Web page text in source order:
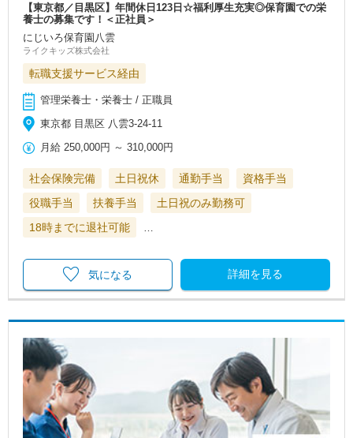
【東京都／目黒区】年間休日123日☆福利厚生充実◎保育園での栄
養士の募集です！＜正社員＞
にじいろ保育園八雲
ライクキッズ株式会社
転職支援サービス経由
管理栄養士・栄養士 / 正職員
東京都 目黒区 八雲3-24-11
月給 250,000円 ～310,000円
社会保険完備 土日祝休 通勤手当
資格手当
役職手当
扶養手当
土日祝のみ勤務可
18時までに退社可能
詳細を見る
気になる